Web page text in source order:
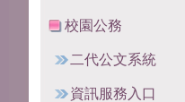
校園公務
二代公文系統
資訊服務入口